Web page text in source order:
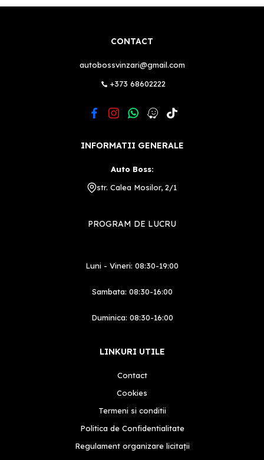
CONTACT
autobossvinzari@gmail.com
+373 68602222
INFORMATII GENERALE
Auto Boss:
str. Calea Mosilor, 2/1
PROGRAM DE LUCRU
Luni - Vineri: 08:30-19:00
Sambata: 08:30-16:00
Duminica: 08:30-16:00
LINKURI UTILE
Contact
Cookies
Termeni si conditii
Politica de Confidentialitate
Regulament organizare licitații